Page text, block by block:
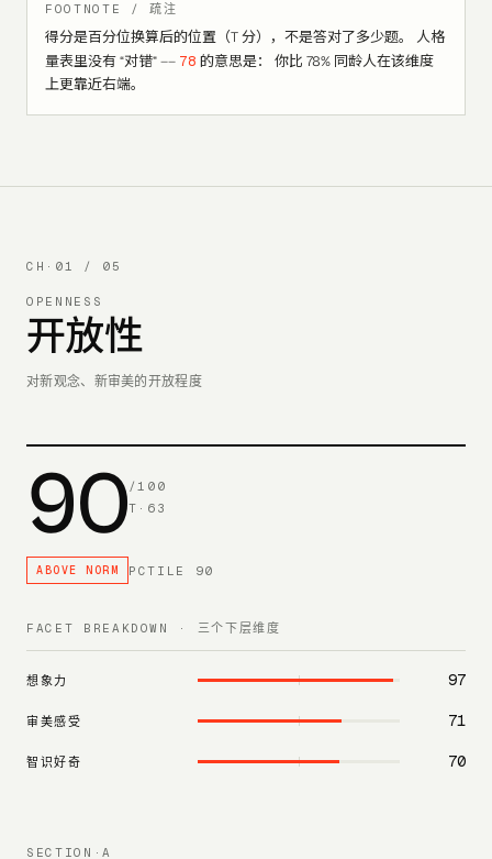
FOOTNOTE / 疏注
得分是百分位换算后的位置（T 分），不是答对了多少题。 人格
量表里没有 “对错” —— 78 的意思是： 你比 78% 同龄人在该维度
上更靠近右端。
CH· 01 / 05
OPENNESS
开放性
对新观念、新审美的开放程度
90/100
T· 63
ABOVE NORM PCTILE 90
FACET BREAKDOWN · 三个下层维度
想象力 97
审美感受 71
智识好奇 70
SECTION·A